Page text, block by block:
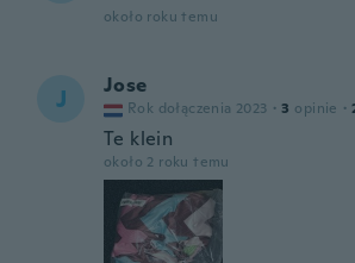
około roku temu
J Jose
Rok dołączenia 2023 · 3 opinie ·
Te klein
około 2 roku temu